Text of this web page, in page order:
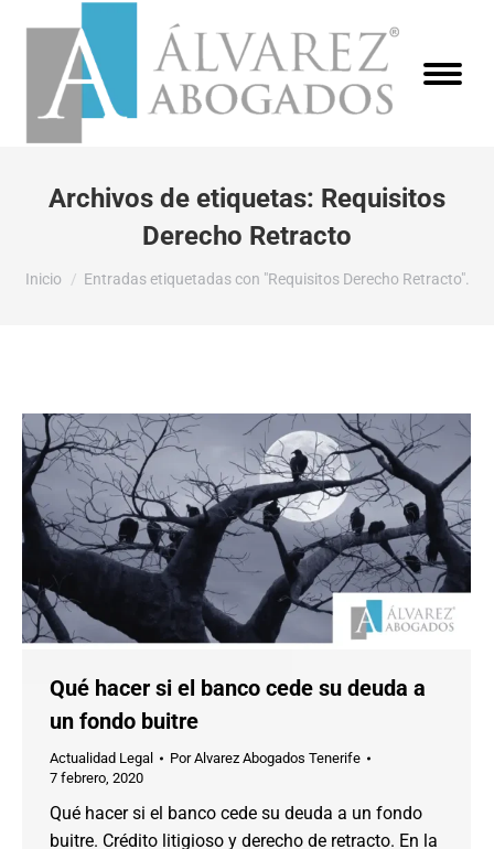
Archivos de etiquetas: Requisitos
Derecho Retracto
Estás aquí:
Inicio Entradas etiquetadas con "Requisitos Derecho Retracto".
Qué hacer si el banco cede su deuda a
un fondo buitre
Actualidad Legal PorAlvarez Abogados Tenerife
7 febrero, 2020
Qué hacer si el banco cede su deuda a un fondo
buitre. Crédito litigioso y derecho de retracto. En la